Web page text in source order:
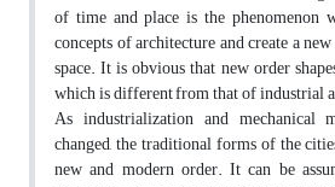
of time and place is the phenomenon
concepts of architecture and create a
space. It is obvious that new order
which is different from that of industrial
As industrialization and mechanical
changed, the traditional forms of the
new and modern order. It can be